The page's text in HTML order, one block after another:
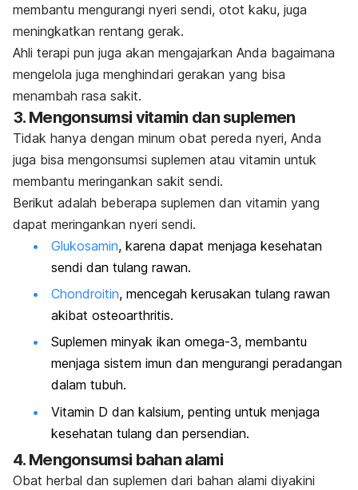
membantu mengurangi nyeri sendi, otot kaku, juga
meningkatkan rentang gerak.
Ahli terapi pun juga akan mengajarkan Anda bagaimana
mengelola juga menghindari gerakan yang bisa
menambah rasa sakit.
3. Mengonsumsi vitamin dan suplemen
Tidak hanya dengan minum obat pereda nyeri, Anda
juga bisa mengonsumsi suplemen atau vitamin untuk
membantu meringankan sakit sendi.
Berikut adalah beberapa suplemen dan vitamin yang
dapat meringankan nyeri sendi.
Glukosamin, karena dapat menjaga kesehatan
sendi dan tulang rawan.
Chondroitin, mencegah kerusakan tulang rawan
akibat osteoarthritis.
Suplemen minyak ikan omega-3, membantu
menjaga sistem imun dan mengurangi peradangan
dalam tubuh.
Vitamin D dan kalsium, penting untuk menjaga
kesehatan tulang dan persendian.
4. Mengonsumsi bahan alami
Obat herbal dan suplemen dari bahan alami diyakini